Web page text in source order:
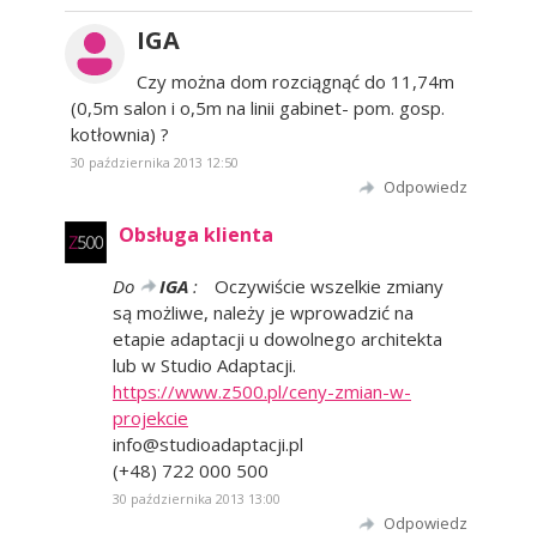
IGA
Czy można dom rozciągnąć do 11,74m
(0,5m salon i o,5m na linii gabinet- pom. gosp.
kotłownia) ?
30 października 2013 12:50
Odpowiedz
Obsługa klienta
Do IGA :
Oczywiście wszelkie zmiany
są możliwe, należy je wprowadzić na
etapie adaptacji u dowolnego architekta
lub w Studio Adaptacji.
https://www.z500.pl/ceny-zmian-w-
projekcie
info@studioadaptacji.pl
(+48) 722 000 500
30 października 2013 13:00
Odpowiedz